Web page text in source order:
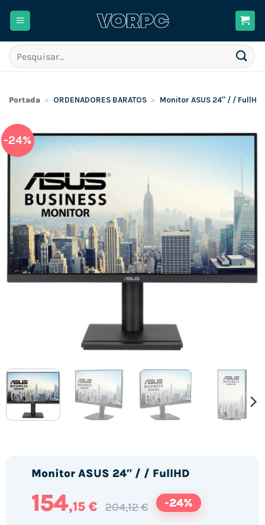
Pesquisar
por:
Portada » ORDENADORES BARATOS » Monitor ASUS 24″ / / FullHD
-24%
Monitor ASUS 24″ / / FullHD
154,15 € 204,12 € -24%